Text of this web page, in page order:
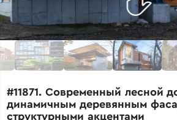
#11871. Современный лесной
динамичным деревянным
структурными акцентами